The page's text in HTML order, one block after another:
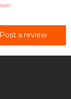
Post a review